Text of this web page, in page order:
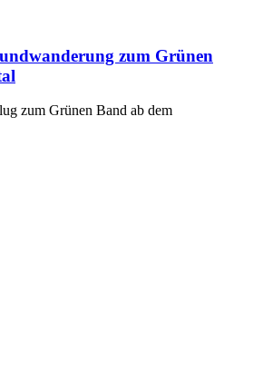
zum Grünen
zum Grünen Band ab dem